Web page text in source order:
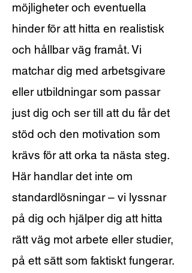
möjligheter och eventuella
hinder för att hitta en realistisk
och hållbar väg framåt. Vi
matchar dig med arbetsgivare
eller utbildningar som passar
just dig och ser till att du får det
stöd och den motivation som
krävs för att orka ta nästa steg.
Här handlar det inte om
standardlösningar – vi lyssnar
på dig och hjälper dig att hitta
rätt väg mot arbete eller studier,
på ett sätt som faktiskt fungerar.